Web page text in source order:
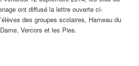
ont diffusé la lettre ouverte ci-
des groupes scolaires, Hameau du
Vercors et les Pies.